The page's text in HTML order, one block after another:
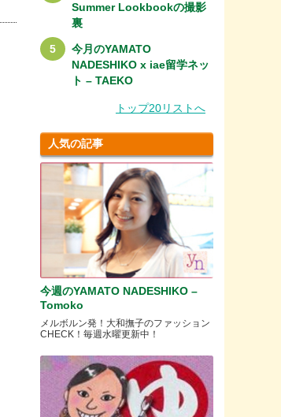
Summer Lookbookの撮影
裏
今月のYAMATO
NADESHIKO x iae留学ネッ
ト – TAEKO
トップ20リストへ
人気の記事
今週のYAMATO NADESHIKO –
Tomoko
メルボルン発！大和撫子のファッション
CHECK！毎週水曜更新中！